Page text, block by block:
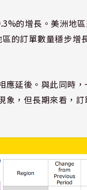
的增長。美洲地
的訂單數量穩步增
應延後。與此同時
象，但長期來看，訂